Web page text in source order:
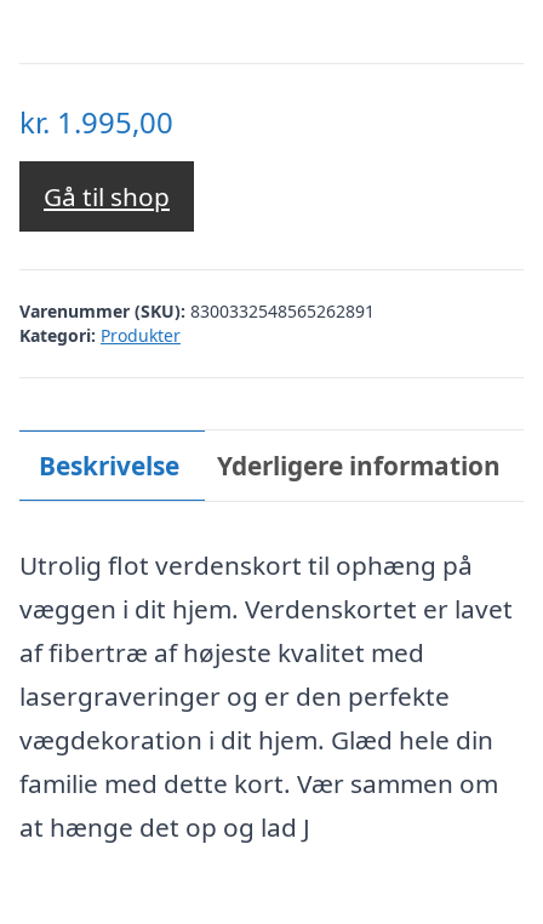
kr. 1.995,00
Gå til shop
Varenummer (SKU): 8300332548565262891
Kategori: Produkter
Beskrivelse Yderligere information
Utrolig flot verdenskort til ophæng på
væggen i dit hjem. Verdenskortet er lavet
af fibertræ af højeste kvalitet med
lasergraveringer og er den perfekte
vægdekoration i dit hjem. Glæd hele din
familie med dette kort. Vær sammen om
at hænge det op og lad J